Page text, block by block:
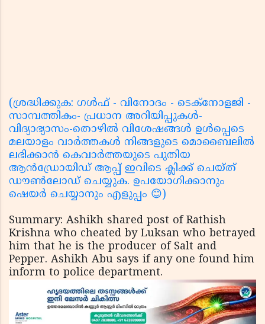
(ശ്രദ്ധിക്കുക: ഗൾഫ് - വിനോദം - ടെക്നോളജി -
സാമ്പത്തികം- പ്രധാന അറിയിപ്പുകൾ-
വിദ്യാഭ്യാസം-തൊഴിൽ വിശേഷങ്ങൾ ഉൾപ്പെടെ
മലയാളം വാർത്തകൾ നിങ്ങളുടെ മൊബൈലിൽ
ലഭിക്കാൻ കെവാർത്തയുടെ പുതിയ
ആൻഡ്രോയിഡ് ആപ്പ് ഇവിടെ ക്ലിക്ക് ചെയ്ത്
ഡൗൺലോഡ് ചെയ്യുക. ഉപയോഗിക്കാനും
ഷെയർ ചെയ്യാനും എളുപ്പം 😊)
Summary: Ashikh shared post of Rathish
Krishna who cheated by Luksan who betrayed
him that he is the producer of Salt and
Pepper. Ashikh Abu says if any one found him
inform to police department.